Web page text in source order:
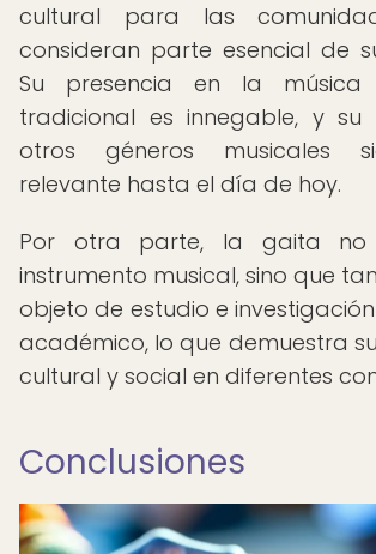
cultural para las
consideran parte esencial de
Su presencia en la
tradicional es innegable, y su
otros géneros musicales
relevante hasta el día de hoy.
Por otra parte, la gaita no
instrumento musical, sino que
objeto de estudio e
académico, lo que demuestra
cultural y social en diferentes
Conclusiones